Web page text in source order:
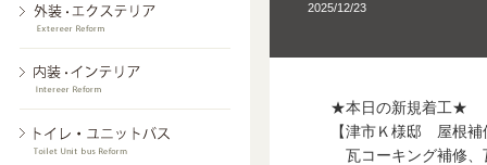
2025/12/23
★本日の新規着工★
【津市Ｋ様邸 屋根補
瓦コーキング補修、